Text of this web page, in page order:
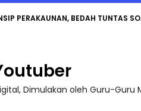
PERAKAUNAN, BEDAH TUNTAS
Dimulakan oleh Guru-Guru